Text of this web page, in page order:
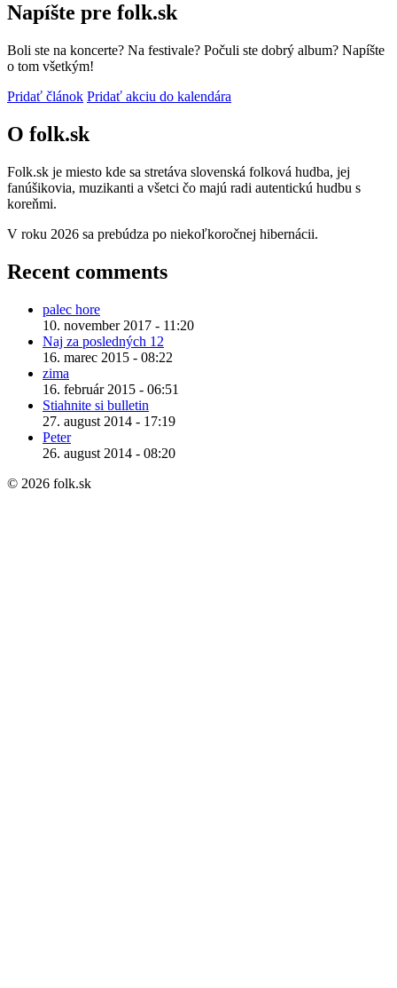
Napíšte pre folk.sk
Boli ste na koncerte? Na festivale? Počuli ste dobrý album? Napíšte
o tom všetkým!
Pridať článok Pridať akciu do kalendára
O folk.sk
Folk.sk je miesto kde sa stretáva slovenská folková hudba, jej
fanúšikovia, muzikanti a všetci čo majú radi autentickú hudbu s
koreňmi.
V roku 2026 sa prebúdza po niekoľkoročnej hibernácii.
Recent comments
palec hore
10. november 2017 - 11:20
Naj za posledných 12
16. marec 2015 - 08:22
zima
16. február 2015 - 06:51
Stiahnite si bulletin
27. august 2014 - 17:19
Peter
26. august 2014 - 08:20
© 2026 folk.sk